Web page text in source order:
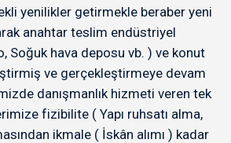
yenilikler getirmekle beraber yeni
anahtar teslim endüstriyel
Soğuk hava deposu vb. ) ve konut
ve gerçekleştirmeye devam
danışmanlık hizmeti veren tek
fizibilite ( Yapı ruhsatı alma,
ikmale ( İskân alımı ) kadar